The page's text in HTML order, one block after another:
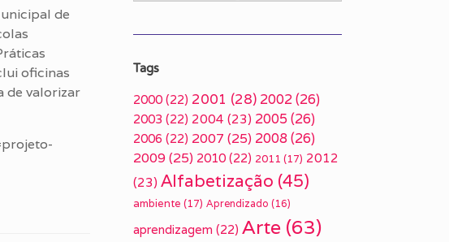
de
oficinas
de valorizar
Tags
2000 (22) 2001 (28) 2002(26)
2003 (22) 2004 (23) 2005 (26)
2006 (22) 2007 (25) 2008(26)
2009(25) 2010 (22) 2011 (17) 2012
(23) Alfabetização (45)
ambiente (17) Aprendizado (16)
aprendizagem (22) Arte (63)